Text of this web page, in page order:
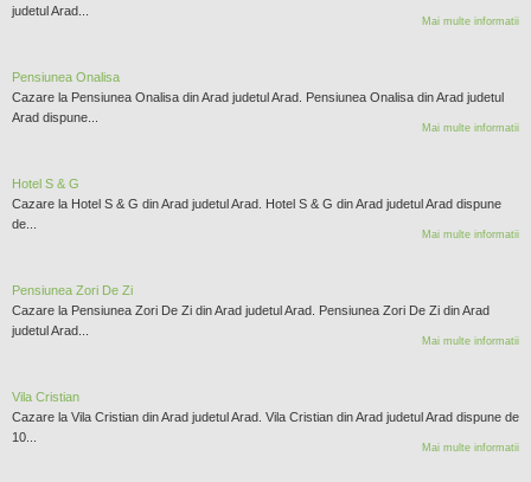
judetul Arad...
Mai multe informatii
Pensiunea Onalisa
Cazare la Pensiunea Onalisa din Arad judetul Arad. Pensiunea Onalisa din Arad judetul
Arad dispune...
Mai multe informatii
Hotel S & G
Cazare la Hotel S & G din Arad judetul Arad. Hotel S & G din Arad judetul Arad dispune
de...
Mai multe informatii
Pensiunea Zori De Zi
Cazare la Pensiunea Zori De Zi din Arad judetul Arad. Pensiunea Zori De Zi din Arad
judetul Arad...
Mai multe informatii
Vila Cristian
Cazare la Vila Cristian din Arad judetul Arad. Vila Cristian din Arad judetul Arad dispune de
10...
Mai multe informatii